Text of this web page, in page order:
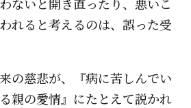
れると考えるのは、誤った受
の慈悲が、『病に苦しんでい
親の愛情』にたとえて説かれ